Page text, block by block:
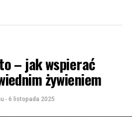
– jak wspierać
żywieniem
- 6 listopada 2025